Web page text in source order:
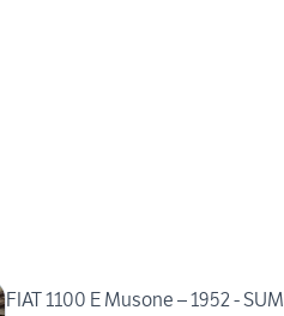
FIAT 1100 E Musone – 1952 -